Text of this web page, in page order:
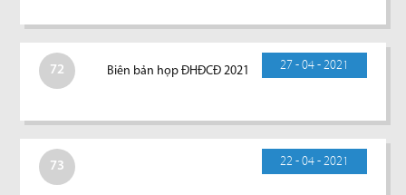
72 27 - 04 - 2021
Biên bản họp ĐHĐCĐ 2021
73 22 - 04 - 2021